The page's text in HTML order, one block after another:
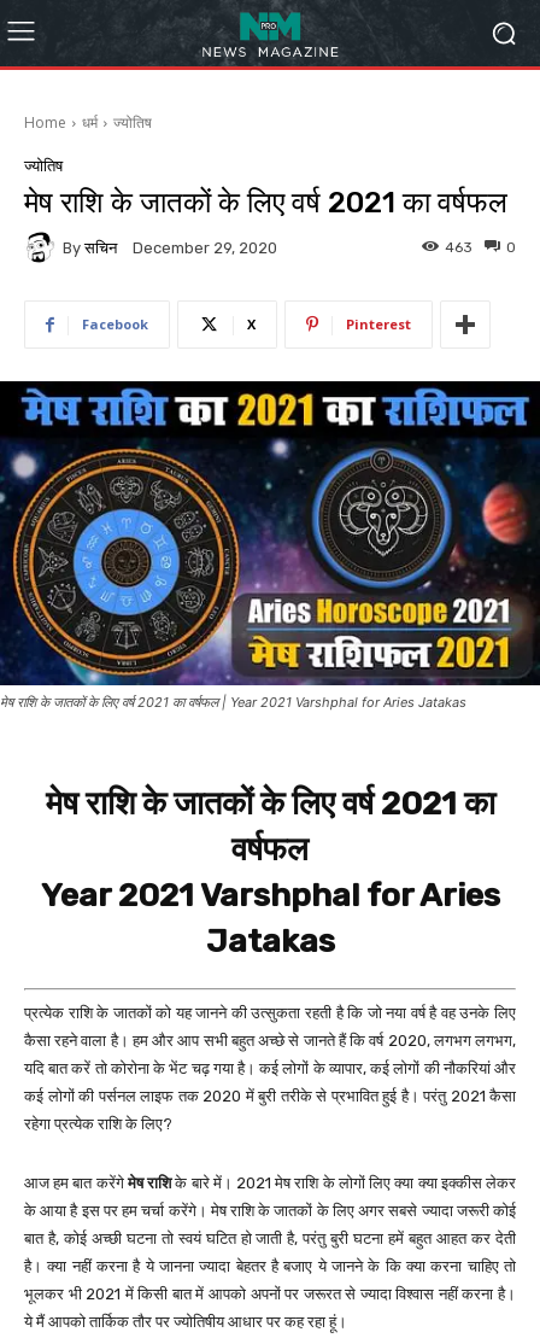
Home धर्म ज्योतिष
ज्योतिष
मेष राशि के जातकों के लिए वर्ष 2021 का वर्षफल
By सचिन December 29, 2020 0
463
Facebook X Pinterest
मेष राशि के जातकों के लिए वर्ष 2021 का वर्षफल | Year 2021 Varshphal for Aries Jatakas
मेष राशि के जातकों के लिए वर्ष 2021 का
वर्षफल
Year 2021 Varshphal for Aries
Jatakas
प्रत्येक राशि के जातकों को यह जानने की उत्सुकता रहती है कि जो नया वर्ष है वह उनके लिए
कैसा रहने वाला है। हम और आप सभी बहुत अच्छे से जानते हैं कि वर्ष 2020, लगभग लगभग,
यदि बात करें तो कोरोना के भेंट चढ़ गया है। कई लोगों के व्यापार, कई लोगों की नौकरियां और
कई लोगों की पर्सनल लाइफ तक 2020 में बुरी तरीके से प्रभावित हुई है। परंतु 2021 कैसा
रहेगा प्रत्येक राशि के लिए?
आज हम बात करेंगेमेष राशिके बारे में। 2021 मेष राशि के लोगों लिए क्या क्या इक्कीस लेकर
के आया है इस पर हम चर्चा करेंगे। मेष राशि के जातकों के लिए अगर सबसे ज्यादा जरूरी कोई
बात है, कोई अच्छी घटना तो स्वयं घटित हो जाती है, परंतु बुरी घटना हमें बहुत आहत कर देती
है। क्या नहीं करना है ये जानना ज्यादा बेहतर है बजाए ये जानने के कि क्या करना चाहिए तो
भूलकर भी 2021 में किसी बात में आपको अपनों पर जरूरत से ज्यादा विश्वास नहीं करना है।
ये मैं आपको तार्किक तौर पर ज्योतिषीय आधार पर कह रहा हूं।